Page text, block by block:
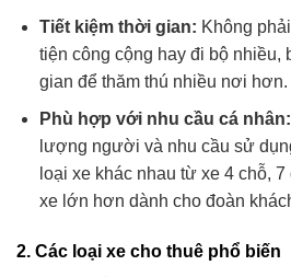
Tiết kiệm thời gian: Không
tiện công cộng hay đi bộ nhiều,
gian để thăm thú nhiều nơi hơn.
Phù hợp với nhu cầu cá nhân:
lượng người và nhu cầu sử
loại xe khác nhau từ xe 4 chỗ,
xe lớn hơn dành cho đoàn
2. Các loại xe cho thuê phổ biến